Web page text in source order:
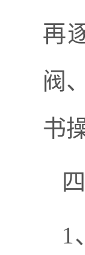
再
阀
书
1